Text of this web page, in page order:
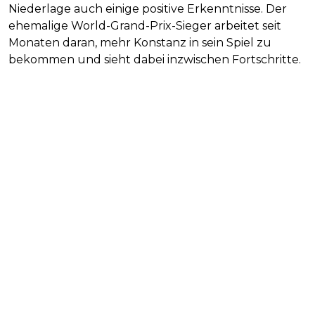
Niederlage auch einige positive Erkenntnisse. Der
ehemalige World-Grand-Prix-Sieger arbeitet seit
Monaten daran, mehr Konstanz in sein Spiel zu
bekommen und sieht dabei inzwischen Fortschritte.